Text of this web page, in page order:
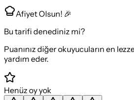
Afiyet Olsun! 🎉
Bu tarifi denediniz mi?
Puanınız diğer okuyucuların en
yardım eder.
Henüz oy yok